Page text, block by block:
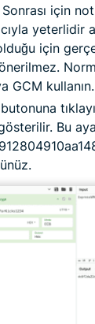
Sonrası için
yeterlidir
için
GCM kullanın.
butonuna
Bu